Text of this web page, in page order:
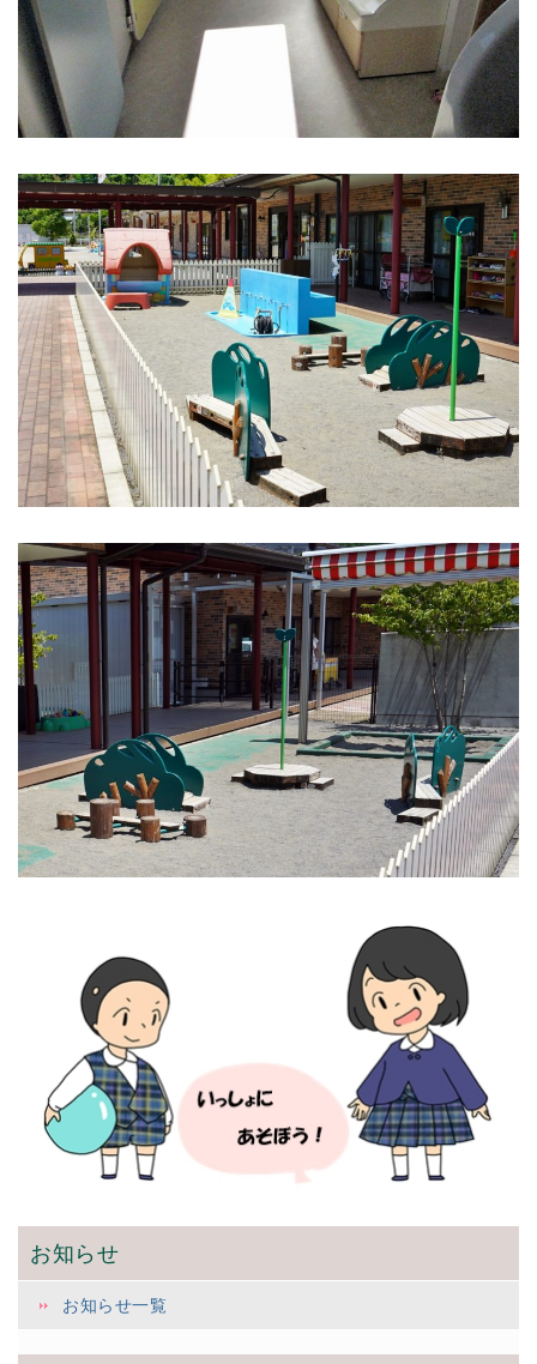
お知らせ
お知らせ一覧